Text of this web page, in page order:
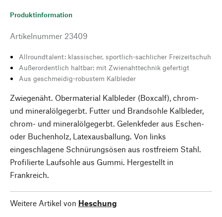
Produktinformation
Artikelnummer 23409
Allroundtalent: klassischer, sportlich-sachlicher Freizeitschuh
Außerordentlich haltbar: mit Zwienahttechnik gefertigt
Aus geschmeidig-robustem Kalbleder
Zwiegenäht. Obermaterial Kalbleder (Boxcalf), chrom-
und mineralölgegerbt. Futter und Brandsohle Kalbleder,
chrom- und mineralölgegerbt. Gelenkfeder aus Eschen-
oder Buchenholz, Latexausballung. Von links
eingeschlagene Schnürungsösen aus rostfreiem Stahl.
Profilierte Laufsohle aus Gummi. Hergestellt in
Frankreich.
Weitere Artikel von Heschung